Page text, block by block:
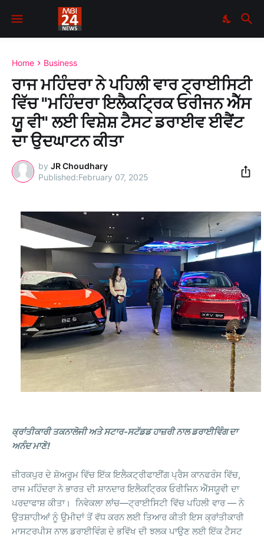
Home Business
ਰਾਜ ਮਹਿੰਦਰਾ ਨੇ ਪਹਿਲੀ ਵਾਰ ਟ੍ਰਾਈਸਿਟੀ
ਵਿੱਚ "ਮਹਿੰਦਰਾ ਇਲੈਕਟ੍ਰਿਕ ਓਰੀਜਨ ਐੱਸ
ਯੂ ਵੀ" ਲਈ ਵਿਸ਼ੇਸ਼ ਟੈਸਟ ਡਰਾਈਵ ਈਵੈਂਟ
ਦਾ ਉਦਘਾਟਨ ਕੀਤਾ
by JR Choudhary
February 07, 2025
ਕ੍ਰਾਂਤੀਕਾਰੀ ਤਕਨਾਲੋਜੀ ਅਤੇ ਸਟਾਰ-ਸਟੱਡਡ ਹਾਜ਼ਰੀ ਨਾਲ ਡਰਾਈਵਿੰਗ ਦਾ
ਅਨੰਦ ਮਾਣੋ!
ਜ਼ੀਰਕਪੁਰ ਦੇ ਸ਼ੋਅਰੂਮ ਵਿੱਚ ਇੱਕ ਇਲੈਕਟ੍ਰੀਫਾਈਂਗ ਪ੍ਰੈਸ ਕਾਨਫਰੰਸ ਵਿੱਚ,
ਰਾਜ ਮਹਿੰਦਰਾ ਨੇ ਭਾਰਤ ਦੀ ਸ਼ਾਨਦਾਰ ਇਲੈਕਟ੍ਰਿਕ ਓਰੀਜਿਨ ਐੱਸਯੂਵੀ ਦਾ
ਪਰਦਾਫਾਸ਼ ਕੀਤਾ। ਨਿਵੇਕਲਾ ਲਾਂਚ—ਟ੍ਰਾਈਸਿਟੀ ਵਿੱਚ ਪਹਿਲੀ ਵਾਰ — ਨੇ
ਉਤਸ਼ਾਹੀਆਂ ਨੂੰ ਉਮੀਦਾਂ ਤੋਂ ਵੱਧ ਕਰਨ ਲਈ ਤਿਆਰ ਕੀਤੀ ਇਸ ਕ੍ਰਾਂਤੀਕਾਰੀ
ਮਾਸਟਰਪੀਸ ਨਾਲ ਡਰਾਈਵਿੰਗ ਦੇ ਭਵਿੱਖ ਦੀ ਝਲਕ ਪਾਉਣ ਲਈ ਇੱਕ ਟੈਸਟ